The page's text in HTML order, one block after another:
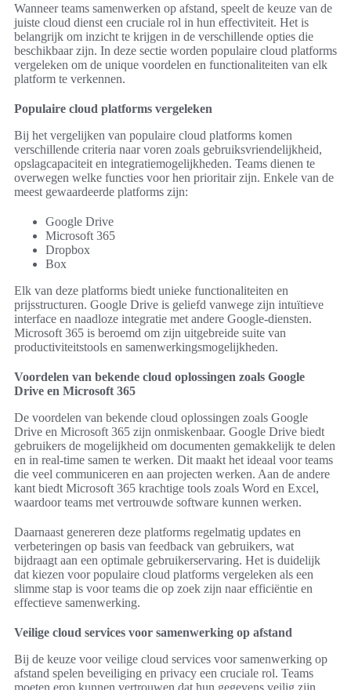
Wanneer teams samenwerken op afstand, speelt de keuze van de
juiste cloud dienst een cruciale rol in hun effectiviteit. Het is
belangrijk om inzicht te krijgen in de verschillende opties die
beschikbaar zijn. In deze sectie worden populaire cloud platforms
vergeleken om de unique voordelen en functionaliteiten van elk
platform te verkennen.
Populaire cloud platforms vergeleken
Bij het vergelijken van populaire cloud platforms komen
verschillende criteria naar voren zoals gebruiksvriendelijkheid,
opslagcapaciteit en integratiemogelijkheden. Teams dienen te
overwegen welke functies voor hen prioritair zijn. Enkele van de
meest gewaardeerde platforms zijn:
Google Drive
Microsoft 365
Dropbox
Box
Elk van deze platforms biedt unieke functionaliteiten en
prijsstructuren. Google Drive is geliefd vanwege zijn intuïtieve
interface en naadloze integratie met andere Google-diensten.
Microsoft 365 is beroemd om zijn uitgebreide suite van
productiviteitstools en samenwerkingsmogelijkheden.
Voordelen van bekende cloud oplossingen zoals Google
Drive en Microsoft 365
De voordelen van bekende cloud oplossingen zoals Google
Drive en Microsoft 365 zijn onmiskenbaar. Google Drive biedt
gebruikers de mogelijkheid om documenten gemakkelijk te delen
en in real-time samen te werken. Dit maakt het ideaal voor teams
die veel communiceren en aan projecten werken. Aan de andere
kant biedt Microsoft 365 krachtige tools zoals Word en Excel,
waardoor teams met vertrouwde software kunnen werken.
Daarnaast genereren deze platforms regelmatig updates en
verbeteringen op basis van feedback van gebruikers, wat
bijdraagt aan een optimale gebruikerservaring. Het is duidelijk
dat kiezen voor populaire cloud platforms vergeleken als een
slimme stap is voor teams die op zoek zijn naar efficiëntie en
effectieve samenwerking.
Veilige cloud services voor samenwerking op afstand
Bij de keuze voor veilige cloud services voor samenwerking op
afstand spelen beveiliging en privacy een cruciale rol. Teams
moeten erop kunnen vertrouwen dat hun gegevens veilig zijn,